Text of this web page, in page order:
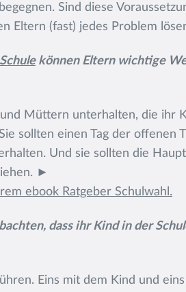
Sind diese
Eltern (fast) jedes Problem
können Eltern wichtige
Müttern unterhalten, die ihr
sollten einen Tag der offenen
Und sie sollten die
►
ebook Ratgeber Schulwahl.
dass ihr Kind in der
Eins mit dem Kind und